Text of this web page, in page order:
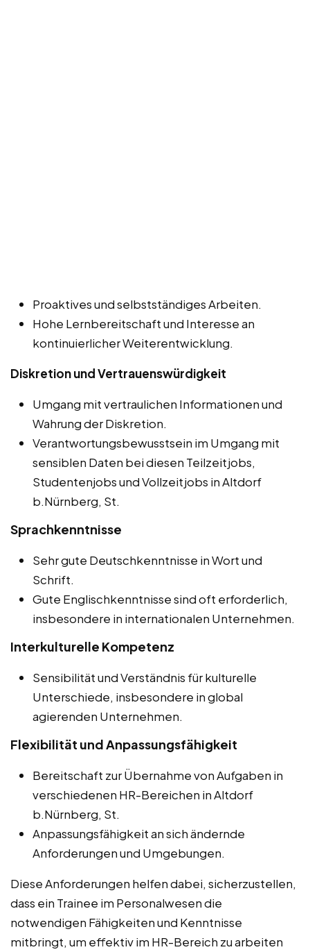
Proaktives und selbstständiges Arbeiten.
Hohe Lernbereitschaft und Interesse an
kontinuierlicher Weiterentwicklung.
Diskretion und Vertrauenswürdigkeit
Umgang mit vertraulichen Informationen und
Wahrung der Diskretion.
Verantwortungsbewusstsein im Umgang mit
sensiblen Daten bei diesen Teilzeitjobs,
Studentenjobs und Vollzeitjobs in Altdorf
b.Nürnberg, St.
Sprachkenntnisse
Sehr gute Deutschkenntnisse in Wort und
Schrift.
Gute Englischkenntnisse sind oft erforderlich,
insbesondere in internationalen Unternehmen.
Interkulturelle Kompetenz
Sensibilität und Verständnis für kulturelle
Unterschiede, insbesondere in global
agierenden Unternehmen.
Flexibilität und Anpassungsfähigkeit
Bereitschaft zur Übernahme von Aufgaben in
verschiedenen HR-Bereichen in Altdorf
b.Nürnberg, St.
Anpassungsfähigkeit an sich ändernde
Anforderungen und Umgebungen.
Diese Anforderungen helfen dabei, sicherzustellen,
dass ein Trainee im Personalwesen die
notwendigen Fähigkeiten und Kenntnisse
mitbringt, um effektiv im HR-Bereich zu arbeiten